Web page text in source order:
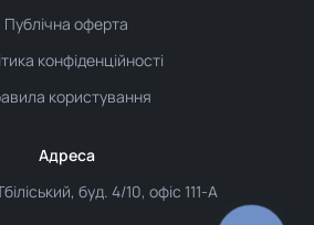
Публічна оферта
конфіденційності
користування
Адреса
буд. 4/10, офіс 111-А